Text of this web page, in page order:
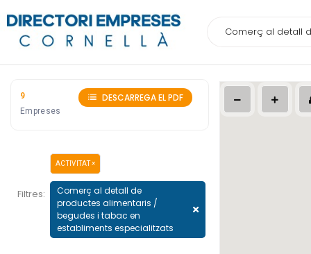
9
Empreses
DESCARREGA EL PDF
Filtres:
ACTIVITAT×
Comerç al detall de
productes alimentaris /
begudes i tabac en
establiments especialitzats